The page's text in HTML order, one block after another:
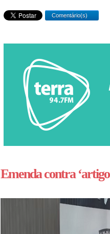
Comentário(s)
Emenda contra